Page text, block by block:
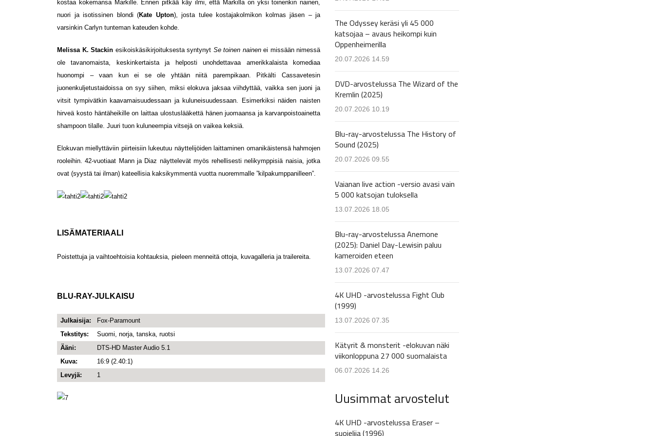
kostaa kokemansa Markille. Ennen pitkää käy ilmi, että Markilla on yksi toinenkin nainen,
nuori ja isotissinen blondi (Kate Upton), josta tulee kostajakolmikon kolmas jäsen – ja
varsinkin Carlyn tunteman kateuden kohde.
Melissa K. Stackin esikoiskäsikirjoituksesta syntynyt Se toinen nainenei missään nimessä
ole tavanomaista, keskinkertaista ja helposti unohdettavaa amerikkalaista komediaa
huonompi – vaan kun ei se ole yhtään niitä parempikaan. Pitkälti Cassavetesin
juonenkuljetustaidoissa on syy siihen, miksi elokuva jaksaa viihdyttää, vaikka sen juoni ja
vitsit tympivätkin kaavamaisuudessaan ja kuluneisuudessaan. Esimerkiksi näiden naisten
hirveä kosto häntäheikille on laittaa ulostuslääkettä hänen juomaansa ja karvanpoistoainetta
shampoon tilalle. Juuri tuon kuluneempia vitsejä on vaikea keksiä.
Elokuvan miellyttäviin piirteisiin lukeutuu näyttelijöiden laittaminen omanikäistensä hahmojen
rooleihin. 42-vuotiaat Mann ja Diaz näyttelevät myös rehellisesti nelikymppisiä naisia, jotka
ovat (syystä tai ilman) kateellisia kaksikymmentä vuotta nuoremmalle ”kilpakumppanilleen”.
LISÄMATERIAALI
Poistettuja ja vaihtoehtoisia kohtauksia, pieleen menneitä ottoja, kuvagalleria ja trailereita.
BLU-RAY-JULKAISU
Julkaisija:
Fox-Paramount
Tekstitys:
Suomi, norja, tanska, ruotsi
Ääni:
DTS-HD Master Audio 5.1
Kuva:
16:9 (2.40:1)
Levyjä:
1
The Odyssey keräsi yli 45 000
katsojaa – avaus heikompi kuin
Oppenheimerilla
20.07.2026 14.59
DVD-arvostelussa The Wizard of the
Kremlin (2025)
20.07.2026 10.19
Blu-ray-arvostelussa The History of
Sound (2025)
20.07.2026 09.55
Vaianan live action -versio avasi vain
5 000 katsojan tuloksella
13.07.2026 18.05
Blu-ray-arvostelussa Anemone
(2025): Daniel Day-Lewisin paluu
kameroiden eteen
13.07.2026 07.47
4K UHD -arvostelussa Fight Club
(1999)
13.07.2026 07.35
Kätyrit & monsterit -elokuvan näki
viikonloppuna 27 000 suomalaista
06.07.2026 14.26
Uusimmat arvostelut
4K UHD -arvostelussa Eraser –
suojelija (1996)